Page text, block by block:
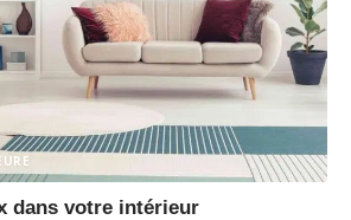
dans votre intérieur